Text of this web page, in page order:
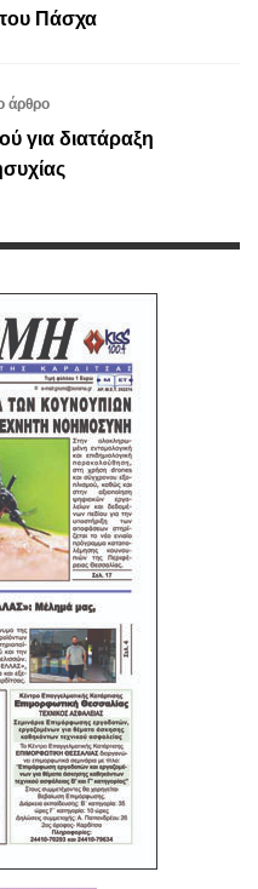
Πάσχα
άρθρο
για διατάραξη